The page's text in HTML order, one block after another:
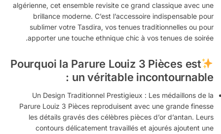
algérienne, cet ensemble revisite ce grand classique avec une
brillance moderne. C’est l’accessoire indispensable pour
sublimer votre Tasdira, vos tenues traditionnelles ou pour
apporter une touche ethnique chic à vos tenues de soirée.
Pourquoi la Parure Louiz 3 Pièces est
un véritable incontournable :
Un Design Traditionnel Prestigieux : Les médaillons de la
Parure Louiz 3 Pièces reproduisent avec une grande finesse
les détails gravés des célèbres pièces d’or d’antan. Leurs
contours délicatement travaillés et ajourés ajoutent une